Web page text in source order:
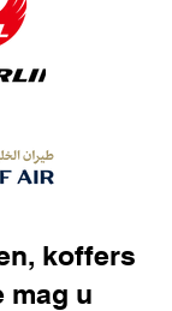
koffers
mag u